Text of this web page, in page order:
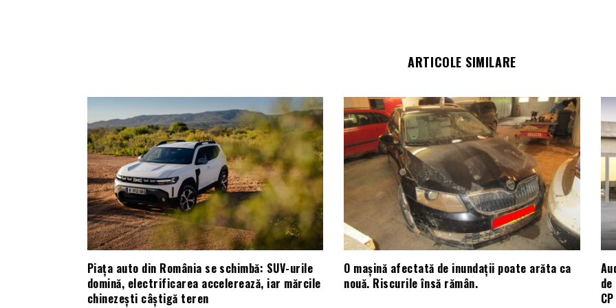
ARTICOLE SIMILARE
Piața auto din România se schimbă: SUV-urile
domină, electrificarea accelerează, iar mărcile
chinezești câștigă teren
O mașină afectată de inundații poate arăta ca
nouă. Riscurile însă rămân.